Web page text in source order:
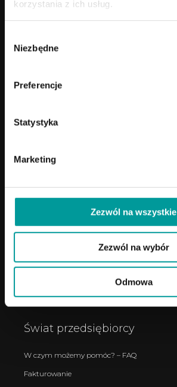
korzystania z ich usług.
zgody
Niezbędne
Preferencje
Statystyka
Marketing
Zezwól na wszystkie
Zezwól na wybór
Odmowa
Funkcje
Księgowość Online
Ochrona płynności finansowej
Otwórz działalność gospodarczą
Świat przedsiębiorcy
W czym możemy pomóc? – FAQ
Fakturowanie